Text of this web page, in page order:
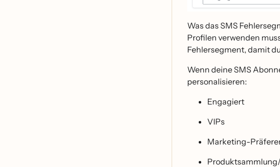
Was das SMS
Profilen verwenden
Fehlersegment, damit
Wenn deine SMS
personalisieren:
Engagiert
VIPs
Marketing-